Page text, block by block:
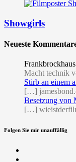
Showgirls
Neueste
Macht technik
Stirb an einem
[…]
Besetzung von
[…]
Folgen Sie mir unauffällig